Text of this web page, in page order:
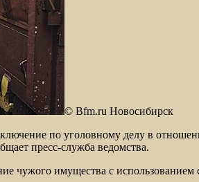
© Bfm.ru Новосибирск
по уголовному делу в
пресс-служба ведомства.
чужого имущества с